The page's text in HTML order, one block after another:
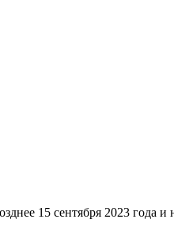
15 сентября 2023 года